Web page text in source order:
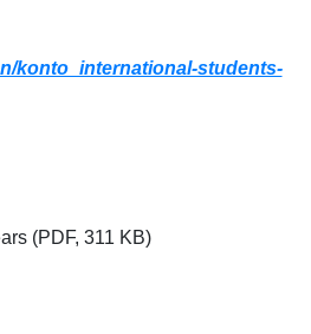
konto_international-students-
(PDF, 311 KB)